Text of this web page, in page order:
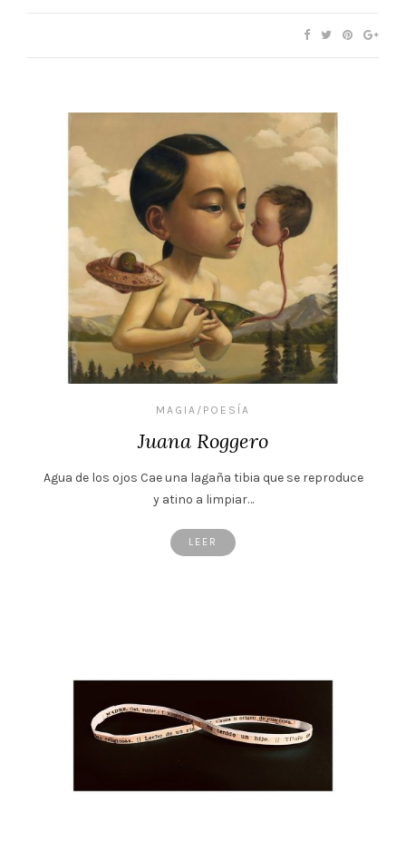
MAGIA/POESÍA
Juana Roggero
Agua de los ojos Cae una lagaña tibia que se reproduce
y atino a limpiar…
LEER